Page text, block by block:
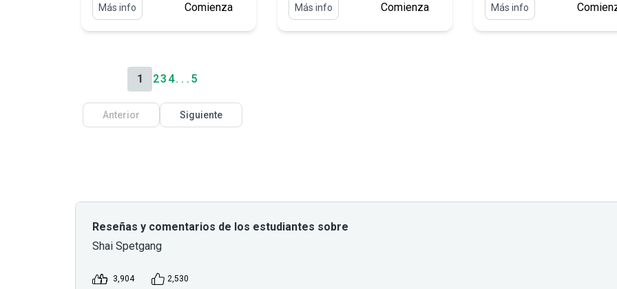
Más info Comienza Más info Comienza Más info
1 23 4. . . 5
Anterior Siguiente
Reseñas y comentarios de los estudiantes sobre
Shai Spetgang
3,904 2,530